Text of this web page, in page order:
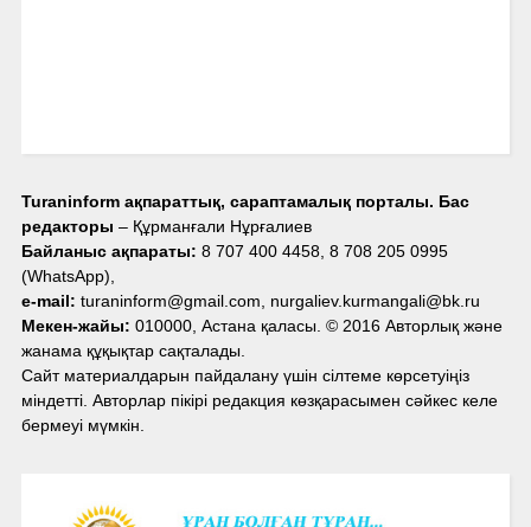
Turaninform ақпараттық, сараптамалық порталы. Бас
редакторы – Құрманғали Нұрғалиев
Байланыс ақпараты: 8 707 400 4458, 8 708 205 0995
(WhatsApp),
e-mail: turaninform@gmail.com, nurgaliev.kurmangali@bk.ru
Мекен-жайы: 010000, Астана қаласы. © 2016 Авторлық және
жанама құқықтар сақталады.
Сайт материалдарын пайдалану үшін сілтеме көрсетуіңіз
міндетті. Авторлар пікірі редакция көзқарасымен сәйкес келе
бермеуі мүмкін.